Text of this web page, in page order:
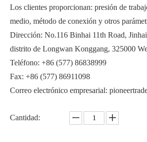
Válvula de bola con chaqueta de brida integrada
Los clientes proporcionan: presión de
medio, método de conexión y otros
Dirección: No.116 Binhai 11th Road,
distrito de Longwan Konggang, 325000
Teléfono: +86 (577) 86838999
Fax: +86 (577) 86911098
Correo electrónico empresarial:
Cantidad: